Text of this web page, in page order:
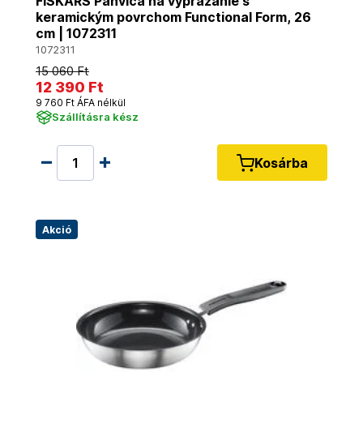
keramickým povrchom Functional Form, 26
cm | 1072311
1072311
15 060 Ft
12 390 Ft
9 760 Ft ÁFA nélkül
Szállításra kész
Kosárba
Akció